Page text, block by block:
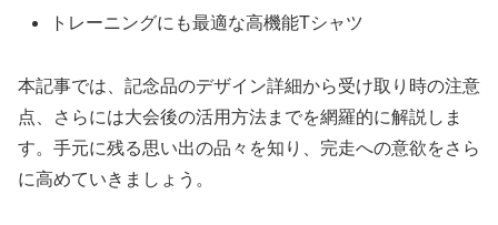
トレーニングにも最適な高機能Tシャツ
本記事では、記念品のデザイン詳細から受け取り時の注意
点、さらには大会後の活用方法までを網羅的に解説しま
す。手元に残る思い出の品々を知り、完走への意欲をさら
に高めていきましょう。